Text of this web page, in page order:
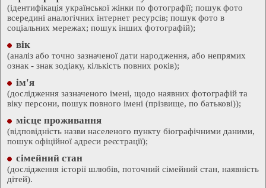
(ідентифікація української жінки по фотографії; пошук фото
всередині аналогічних інтернет ресурсів; пошук фото в
соціальних мережах; пошук інших фотографій);
вік
(аналіз або точно зазначеної дати народження, або непрямих
ознак - знак зодіаку, кількість повних років);
ім'я
(дослідження зазначеного імені, щодо наявних фотографій та
віку персони, пошук повного імені (прізвище, по батькові));
місце проживання
(відповідність назви населеного пункту біографічними даними,
пошук офіційної адреси реєстрації);
сімейний стан
(дослідження історії шлюбів, поточний сімейний стан, наявність
дітей).